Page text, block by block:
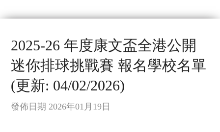
2025-26 年度康文盃全港公開
迷你排球挑戰賽 報名學校名單
(更新: 04/02/2026)
發佈日期 2026年01月19日